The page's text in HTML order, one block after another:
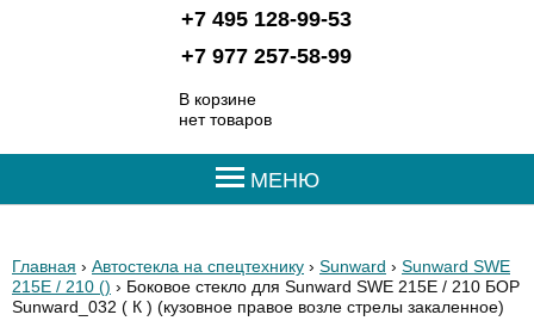
+7 495 128-99-53
+7 977 257-58-99
В корзине
нет товаров
МЕНЮ
Главная › Автостекла на спецтехнику › Sunward › Sunward SWE
215E / 210 () › Боковое стекло для Sunward SWE 215E / 210 БОР
Sunward_032 ( К ) (кузовное правое возле стрелы закаленное)